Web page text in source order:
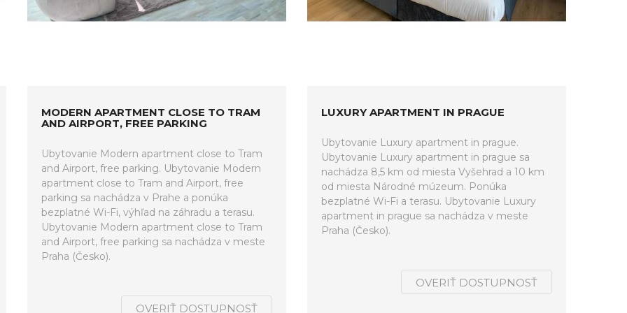
MODERN APARTMENT CLOSE TO TRAM
AND AIRPORT, FREE PARKING
Ubytovanie Modern apartment close to Tram
and Airport, free parking. Ubytovanie Modern
apartment close to Tram and Airport, free
parking sa nachádza v Prahe a ponúka
bezplatné Wi-Fi, výhľad na záhradu a terasu.
Ubytovanie Modern apartment close to Tram
and Airport, free parking sa nachádza v meste
Praha (Česko).
OVERIŤ DOSTUPNOSŤ
LUXURY APARTMENT IN PRAGUE
Ubytovanie Luxury apartment in prague.
Ubytovanie Luxury apartment in prague sa
nachádza 8,5 km od miesta Vyšehrad a 10 km
od miesta Národné múzeum. Ponúka
bezplatné Wi-Fi a terasu. Ubytovanie Luxury
apartment in prague sa nachádza v meste
Praha (Česko).
OVERIŤ DOSTUPNOSŤ